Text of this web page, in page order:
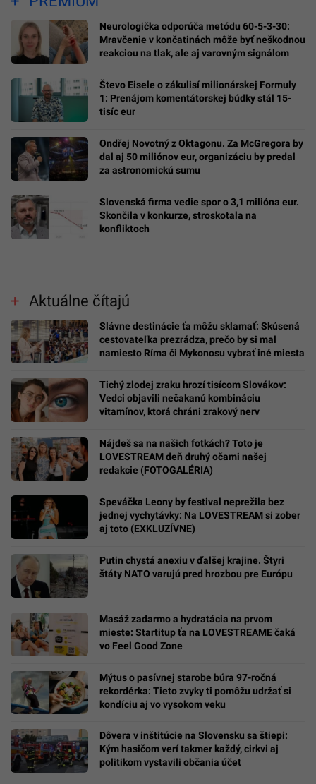
Neurologička odporúča metódu 60-5-3-30:
Mravčenie v končatinách môže byť neškodnou
reakciou na tlak, ale aj varovným signálom
Števo Eisele o zákulisí milionárskej Formuly
1: Prenájom komentátorskej búdky stál 15-
tisíc eur
Ondřej Novotný z Oktagonu. Za McGregora by
dal aj 50 miliónov eur, organizáciu by predal
za astronomickú sumu
Slovenská firma vedie spor o 3,1 milióna eur.
Skončila v konkurze, stroskotala na
konfliktoch
Aktuálne čítajú
Slávne destinácie ťa môžu sklamať: Skúsená
cestovateľka prezrádza, prečo by si mal
namiesto Ríma či Mykonosu vybrať iné miesta
Tichý zlodej zraku hrozí tisícom Slovákov:
Vedci objavili nečakanú kombináciu
vitamínov, ktorá chráni zrakový nerv
Nájdeš sa na našich fotkách? Toto je
LOVESTREAM deň druhý očami našej
redakcie (FOTOGALÉRIA)
Speváčka Leony by festival neprežila bez
jednej vychytávky: Na LOVESTREAM si zober
aj toto (EXKLUZÍVNE)
Putin chystá anexiu v ďalšej krajine. Štyri
štáty NATO varujú pred hrozbou pre Európu
Masáž zadarmo a hydratácia na prvom
mieste: Startitup ťa na LOVESTREAME čaká
vo Feel Good Zone
Mýtus o pasívnej starobe búra 97-ročná
rekordérka: Tieto zvyky ti pomôžu udržať si
kondíciu aj vo vysokom veku
Dôvera v inštitúcie na Slovensku sa štiepi:
Kým hasičom verí takmer každý, cirkvi aj
politikom vystavili občania účet